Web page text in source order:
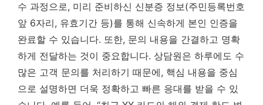
수 과정으로, 미리 준비하신 신분증 정보(주민등록번호
앞 6자리, 유효기간 등)를 통해 신속하게 본인 인증을
완료할 수 있습니다. 또한, 문의 내용을 간결하고 명확
하게 전달하는 것이 중요합니다. 상담원은 하루에도 수
많은 고객 문의를 처리하기 때문에, 핵심 내용을 중심
으로 설명하면 더욱 정확하고 빠른 응대를 받을 수 있